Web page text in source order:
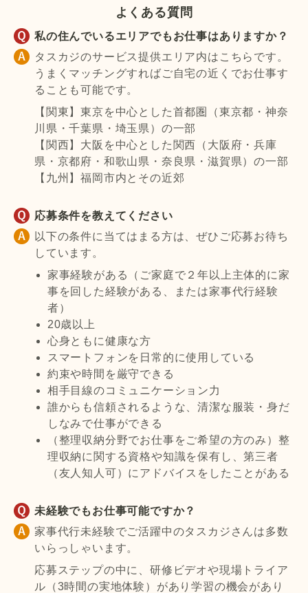
よくある質問
私の住んでいるエリアでもお仕事はありますか？
タスカジのサービス提供エリア内はこちらです。
うまくマッチングすればご自宅の近くでお仕事す
ることも可能です。
【関東】東京を中心とした首都圏（東京都・神奈
川県・千葉県・埼玉県）の一部
【関西】大阪を中心とした関西（大阪府・兵庫
県・京都府・和歌山県・奈良県・滋賀県）の一部
【九州】福岡市内とその近郊
応募条件を教えてください
以下の条件に当てはまる方は、ぜひご応募お待ち
しています。
家事経験がある（ご家庭で２年以上主体的に家
事を回した経験がある、または家事代行経験
者）
20歳以上
心身ともに健康な方
スマートフォンを日常的に使用している
約束や時間を厳守できる
相手目線のコミュニケーション力
誰からも信頼されるような、清潔な服装・身だ
しなみで仕事ができる
（整理収納分野でお仕事をご希望の方のみ）整
理収納に関する資格や知識を保有し、第三者
（友人知人可）にアドバイスをしたことがある
未経験でもお仕事可能ですか？
家事代行未経験でご活躍中のタスカジさんは多数
いらっしゃいます。
応募ステップの中に、研修ビデオや現場トライア
ル（3時間の実地体験）があり学習の機会があり